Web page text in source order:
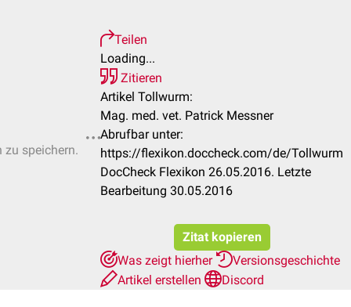
zu speichern.
Teilen
Loading...
Zitieren
Artikel Tollwurm:
Mag. med. vet. Patrick Messner
Abrufbar unter:
https://flexikon.doccheck.com/de/Tollwurm
DocCheck Flexikon 26.05.2016. Letzte
Bearbeitung 30.05.2016
Zitat kopieren
Was zeigt hierher
Versionsgeschichte
Artikel erstellen
Discord